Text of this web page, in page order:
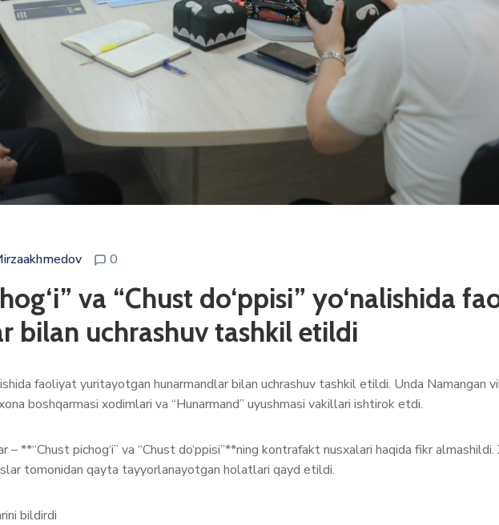
0
va “Chust do‘ppisi” yo‘nalishida
bilan uchrashuv tashkil etildi
faoliyat yuritayotgan hunarmandlar bilan uchrashuv tashkil etildi. Unda Namangan
boshqarmasi xodimlari va “Hunarmand” uyushmasi vakillari ishtirok etdi.
**“Chust pichog‘i” va “Chust do‘ppisi”**ning kontrafakt nusxalari haqida fikr
tomonidan qayta tayyorlanayotgan holatlari qayd etildi.
bildirdi